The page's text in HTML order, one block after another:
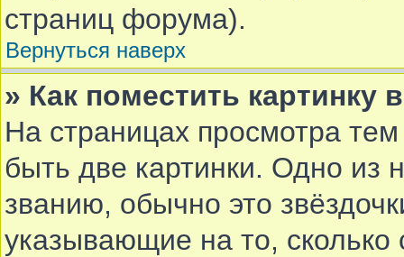
страниц форума).
Вернуться наверх
» Как поместить
На страницах просмотра
быть две картинки. Одно из
званию, обычно это
указывающие на то,